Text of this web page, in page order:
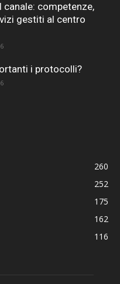
canale: competenze,
gestiti al centro
i protocolli?
260
252
175
162
116